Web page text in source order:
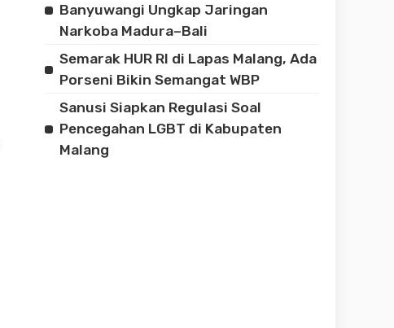
Banyuwangi Ungkap Jaringan
Narkoba Madura–Bali
Semarak HUR RI di Lapas Malang, Ada
Porseni Bikin Semangat WBP
Sanusi Siapkan Regulasi Soal
Pencegahan LGBT di Kabupaten
Malang